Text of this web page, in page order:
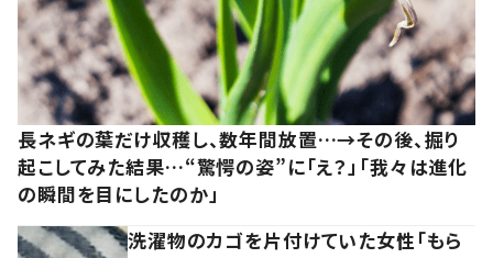
長ネギの葉だけ収穫し、数年間放置…→その後、掘り
起こしてみた結果…“驚愕の姿”に「え？」「我々は進化
の瞬間を目にしたのか」
洗濯物のカゴを片付けていた女性「もら